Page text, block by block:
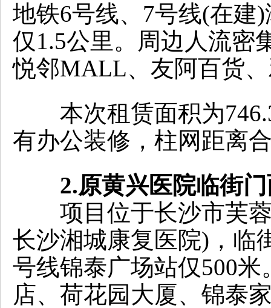
地铁6号线、7号线(在建
仅1.5公里。周边人流密
悦邻MALL、友阿百货
本次租赁面积为
有办公装修，柱网距离
2.原黄兴医院临街
项目位于长沙市芙蓉
长沙湘城康复医院)，临
号线锦泰广场站仅500
店、荷花园大厦、锦泰